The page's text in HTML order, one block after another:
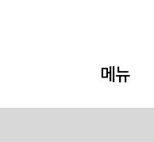
메뉴